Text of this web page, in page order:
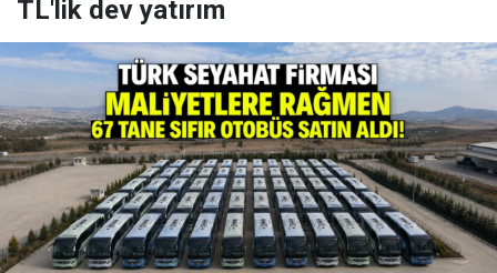
TL'lik dev yatırım